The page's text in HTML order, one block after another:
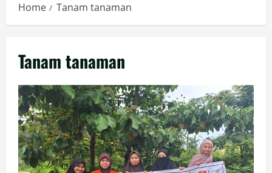
Home Tanam tanaman
Tanam tanaman